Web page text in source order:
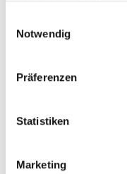
Notwendig
Präferenzen
Statistiken
Marketing